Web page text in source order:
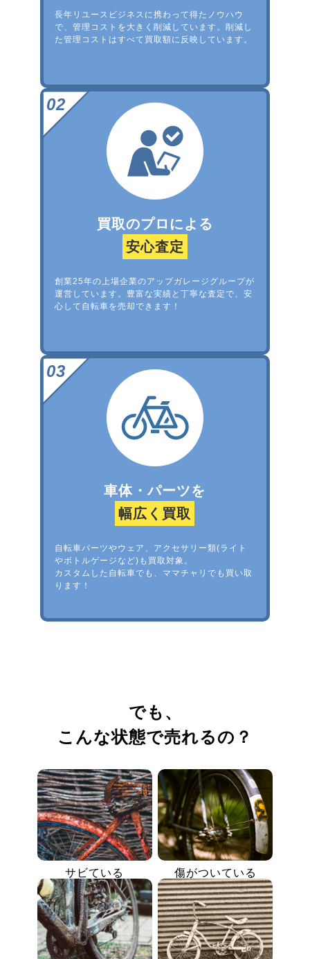
長年リユースビジネスに携わって得たノウハウ
で、管理コストを大きく削減しています。削減し
た管理コストはすべて買取額に反映しています。
買取のプロによる
安心査定
創業25年の上場企業のアップガレージグループが
運営しています。豊富な実績と丁寧な査定で、安
心して自転車を売却できます！
車体・パーツを
幅広く買取
自転車パーツやウェア、アクセサリー類(ライト
やボトルゲージなど)も買取対象。
カスタムした自転車でも、ママチャリでも買い取
ります！
でも、
こんな状態で売れるの？
サビている 傷がついている